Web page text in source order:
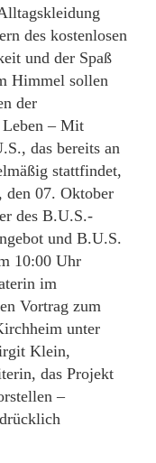
des kostenlosen
und der Spaß
Himmel sollen
der
Leben – Mit
das bereits an
stattfindet,
den 07. Oktober
des B.U.S.-
und B.U.S.
10:00 Uhr
im
Vortrag zum
unter
Klein,
das Projekt
–